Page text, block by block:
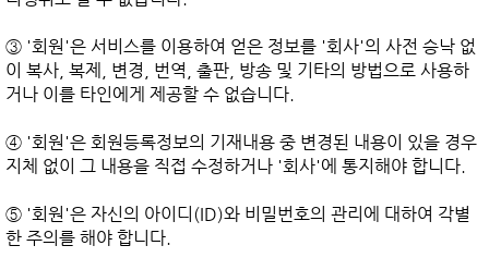
③ '회원'은 서비스를 이용하여 얻은 정보를 '회사'의 사전 승낙 없
이 복사, 복제, 변경, 번역, 출판, 방송 및 기타의 방법으로 사용하
거나 이를 타인에게 제공할 수 없습니다.
④ '회원'은 회원등록정보의 기재내용 중 변경된 내용이 있을 경우
지체 없이 그 내용을 직접 수정하거나 '회사'에 통지해야 합니다.
⑤ '회원'은 자신의 아이디(ID)와 비밀번호의 관리에 대하여 각별
한 주의를 해야 합니다.